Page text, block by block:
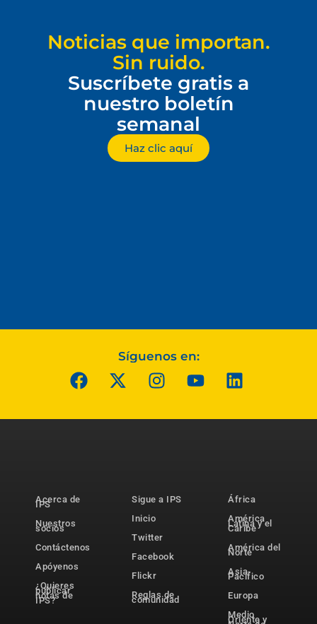
Noticias que importan.
Sin ruido.
Suscríbete gratis a
nuestro boletín
semanal
Haz clic aquí
Síguenos en:
Acerca de
IPS
Nuestros
socios
Contáctenos
Apóyenos
¿Quieres
publicar
notas de
IPS?
Sigue a IPS
Inicio
Twitter
Facebook
Flickr
Reglas de
comunidad
África
América
Latina y el
Caribe
América del
Norte
Asia-
Pacífico
Europa
Medio
Oriente y